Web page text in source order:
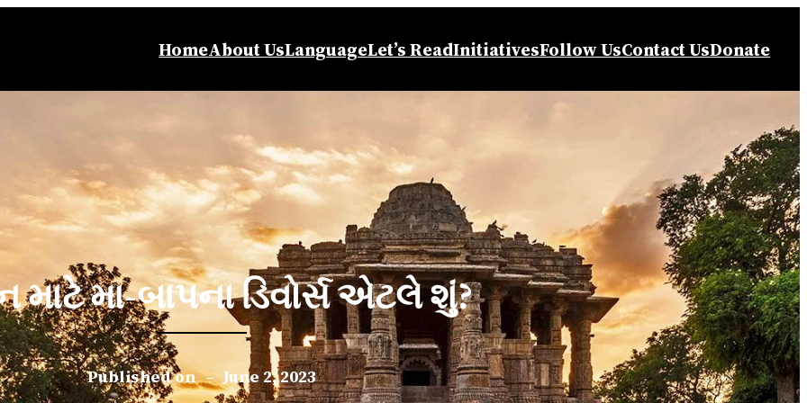
HomeAbout UsLanguageLet’s ReadInitiativesFollow UsContact UsDonate
માટે મા-બાપના ડિવોર્સ એટલે શું?
Published on – June 2, 2023